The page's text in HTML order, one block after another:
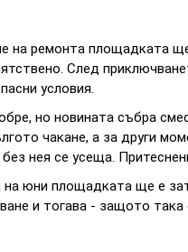
на ремонта площадката
След
условия.
но новината събра
чакане, а за други
нея се усеща.
на юни площадката ще е
и тогава - защото така